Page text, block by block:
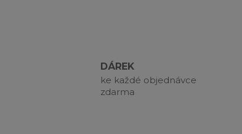
DÁREK
ke každé objednávce
zdarma